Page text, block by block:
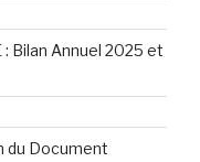
: Bilan Annuel 2025 et
du Document